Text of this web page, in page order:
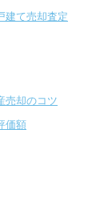
建て売却査定
売却のコツ
価額